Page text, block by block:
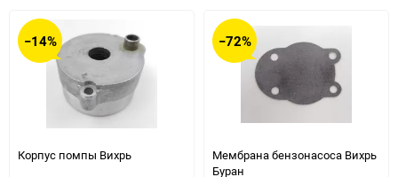
−14%
Корпус помпы Вихрь
−72%
Мембрана бензонасоса Вихрь
Буран